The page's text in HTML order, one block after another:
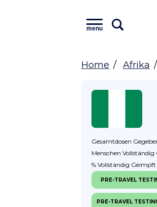
menu
Home Afrika
Gesamtdosen
Menschen Vollständig
% Vollständig Geimpft
PRE-TRAVEL
PRE-TRAVEL